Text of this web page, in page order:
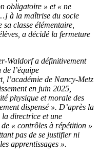
obligatoire » et « ne
à la maîtrise du socle
classe élémentaire,
a décidé la fermeture
Waldorf a définitivement
de l’équipe
l’académie de Nancy-Metz
en juin 2025,
physique et morale des
dispensé ». D’après la
la directrice et une
« contrôles à répétition »
pas de se justifier ni
apprentissages ».